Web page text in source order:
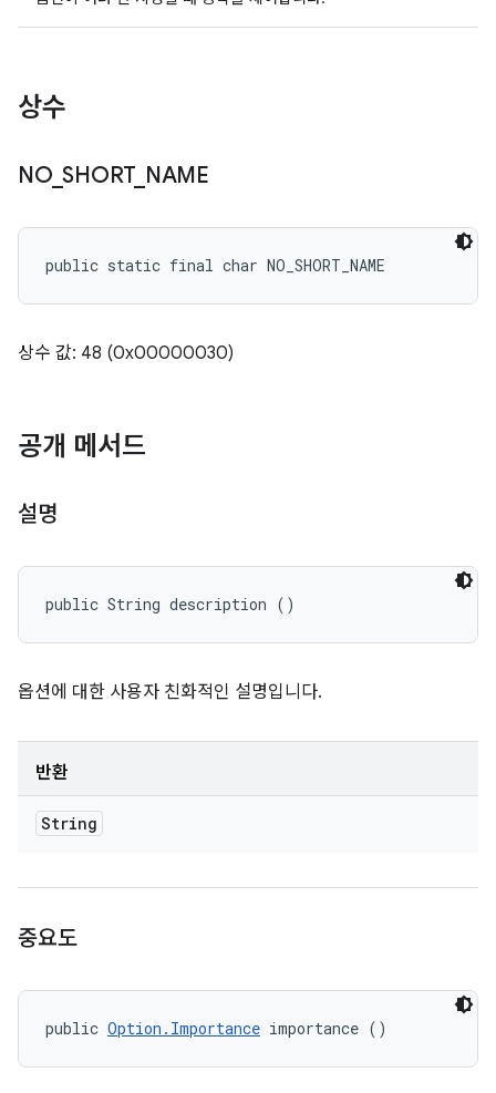
상수
NO_SHORT_ NAME
public static final char NO_SHORT_NAME
상수 값: 48 (0x00000030)
공개 메서드
설명
public String description ()
옵션에 대한 사용자 친화적인 설명입니다.
반환
String
중요도
public Option.Importance importance ()